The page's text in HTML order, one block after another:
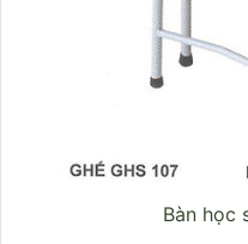
Bàn học